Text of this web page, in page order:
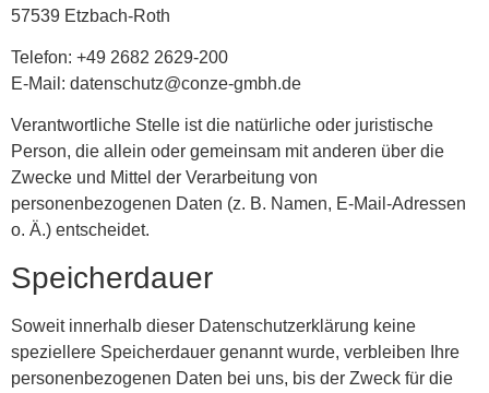
57539 Etzbach-Roth
Telefon: +49 2682 2629-200
E-Mail: datenschutz@conze-gmbh.de
Verantwortliche Stelle ist die natürliche oder juristische
Person, die allein oder gemeinsam mit anderen über die
Zwecke und Mittel der Verarbeitung von
personenbezogenen Daten (z. B. Namen, E-Mail-Adressen
o. Ä.) entscheidet.
Speicherdauer
Soweit innerhalb dieser Datenschutzerklärung keine
speziellere Speicherdauer genannt wurde, verbleiben Ihre
personenbezogenen Daten bei uns, bis der Zweck für die